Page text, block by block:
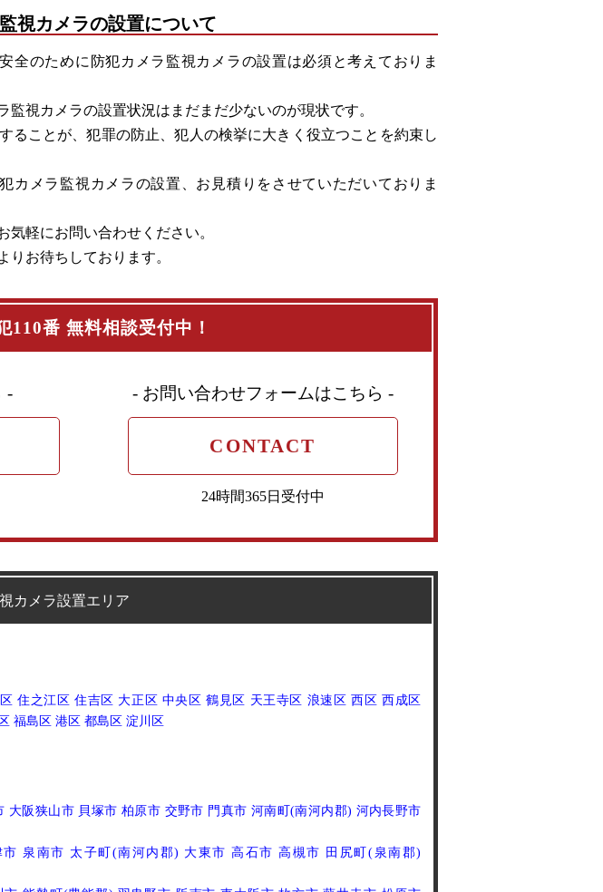
視カメラの設置について
全のために防犯カメラ監視カメラの設置は必須と考えておりま
監視カメラの設置状況はまだまだ少ないのが現状です。
ることが、犯罪の防止、犯人の検挙に大きく役立つことを約束し
カメラ監視カメラの設置、お見積りをさせていただいておりま
気軽にお問い合わせください。
りお待ちしております。
110番 無料相談受付中！
- - お問い合わせフォームはこちら -
CONTACT
24時間365日受付中
カメラ設置エリア
住之江区 住吉区 大正区 中央区 鶴見区 天王寺区 浪速区 西区 西成区
福島区 港区 都島区 淀川区
大阪狭山市 貝塚市 柏原市 交野市 門真市 河南町(南河内郡) 河内長野市
市 泉南市 太子町(南河内郡) 大東市 高石市 高槻市 田尻町(泉南郡)